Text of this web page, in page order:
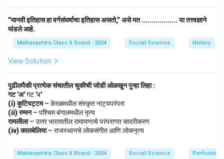
(3) थंड वाळवंट
स्पीती खोरे हे थंड वाळवंट क्षेत्र आहे.
(4)
जास्त
उत्तर प्रदेश आणि बिहार हे सर्वाधिक
(5) कन्याकुमारी
भारताचा दक्षिण टोक, तीन समुद्रांच्या
संगमावर स्थित.
(6) चिल्का सरोवर
ओडिशा राज्यातील खाऱ्या पाण्याचे
Step 3: निष्कर्ष.
अभ्यास सुलभ होतो आणि प्रदेशानुसार भौगोलिक वैशिष्ट्ये समजतात.
"मानवी इतिहास हा वर्गसंघर्षाचा इतिहास असतो," असे मत .................. या तत्त्वज्ञाने
मांडले आहे.
Maharashtra Class X Board - 2024 Social Science History
View Solution
पुढीलपैकी प्रत्येक संचातील चुकीची जोडी ओळखून पुन्हा लिहा :
गट 'अ'गट 'ब'
(i) कुटियट्टम– केरळमधील संस्कृत नाट्यपरंपरा
(ii) रम्मन– पश्चिम बंगालमधील नृत्य
रामलीला– उत्तर भारतातील रामायणाचे परंपरागत सादरीकरण
(iv) कालबेलिया– राजस्थानचे लोकसंगीत आणि लोकनृत्य
Maharashtra Class X Board - 2024 Social Science Performing